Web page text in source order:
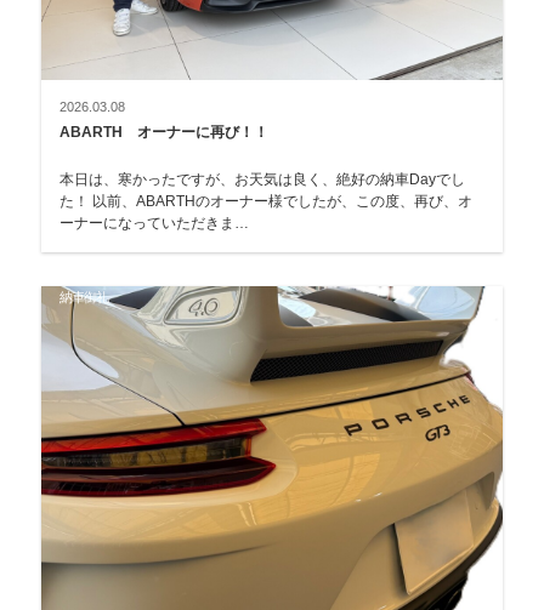
2026.03.08
ABARTH オーナーに再び！！
本日は、寒かったですが、お天気は良く、絶好の納車Dayでし
た！ 以前、ABARTHのオーナー様でしたが、この度、再び、オ
ーナーになっていただきま…
納車御礼